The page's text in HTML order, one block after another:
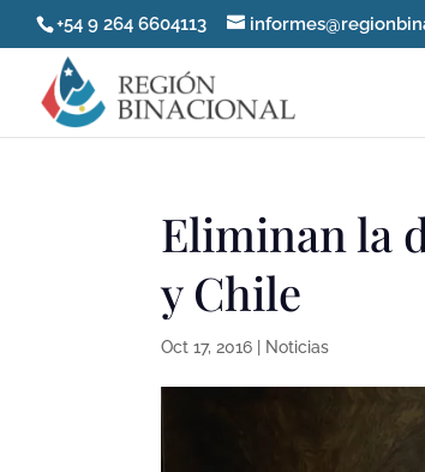
+54 9 264 6604113
Eliminan la
y Chile
Oct 17, 2016 Noticias